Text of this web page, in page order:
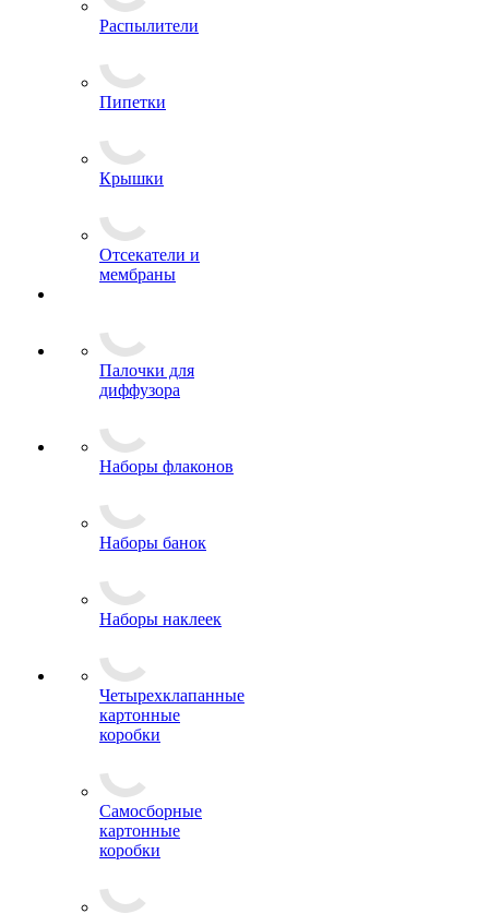
Распылители
Пипетки
Крышки
Отсекатели и
мембраны
Палочки для
диффузора
Наборы флаконов
Наборы банок
Наборы наклеек
Четырехклапанные
картонные
коробки
Самосборные
картонные
коробки